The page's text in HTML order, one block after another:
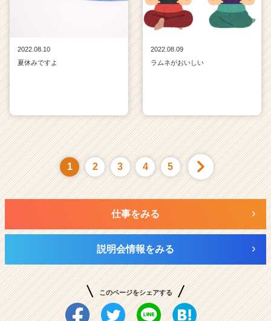
2022.08.10
夏休みですよ
2022.08.09
ラムネがおいしい
1 2 3 4 5
仕事をみる
説明会情報をみる
このページをシェアする